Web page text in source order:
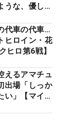
うな、優しく
代車の代車…
ヒロイン・花
ヒロ第6戦】
えるアマチュ
出場「しっか
い」【マイナ